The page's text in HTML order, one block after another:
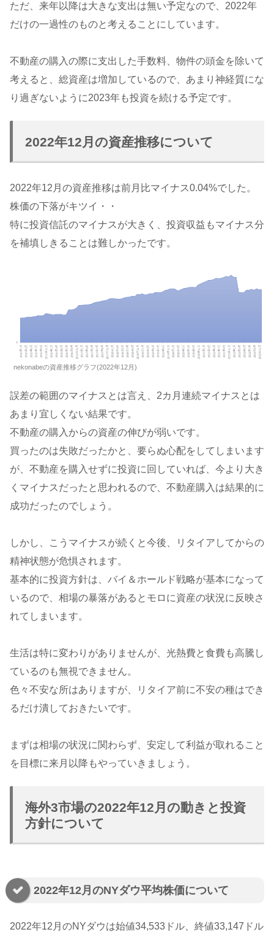
ただ、来年以降は大きな支出は無い予定なので、2022年
だけの一過性のものと考えることにしています。
不動産の購入の際に支出した手数料、物件の頭金を除いて
考えると、総資産は増加しているので、あまり神経質にな
り過ぎないように2023年も投資を続ける予定です。
2022年12月の資産推移について
2022年12月の資産推移は前月比マイナス0.04%でした。
株価の下落がキツイ・・
特に投資信託のマイナスが大きく、投資収益もマイナス分
を補填しきることは難しかったです。
nekonabeの資産推移グラフ(2022年12月)
誤差の範囲のマイナスとは言え、2カ月連続マイナスとは
あまり宜しくない結果です。
不動産の購入からの資産の伸びが弱いです。
買ったのは失敗だったかと、要らぬ心配をしてしまいます
が、不動産を購入せずに投資に回していれば、今より大き
くマイナスだったと思われるので、不動産購入は結果的に
成功だったのでしょう。
しかし、こうマイナスが続くと今後、リタイアしてからの
精神状態が危惧されます。
基本的に投資方針は、バイ＆ホールド戦略が基本になって
いるので、相場の暴落があるとモロに資産の状況に反映さ
れてしまいます。
生活は特に変わりがありませんが、光熱費と食費も高騰し
ているのも無視できません。
色々不安な所はありますが、リタイア前に不安の種はでき
るだけ潰しておきたいです。
まずは相場の状況に関わらず、安定して利益が取れること
を目標に来月以降もやっていきましょう。
海外3市場の2022年12月の動きと投資
方針について
2022年12月のNYダウ平均株価について
2022年12月のNYダウは始値34,533ドル、終値33,147ドル